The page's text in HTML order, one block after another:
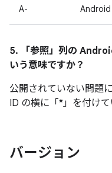
A- Android
5. 「参照」 列の
いう意味ですか？
公開されていない問題
ID の横に「*」を付けて
バージョン